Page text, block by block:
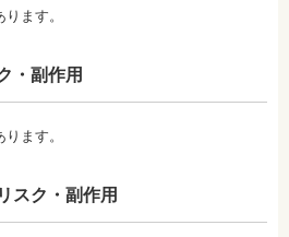
歯の表面が荒れる、知覚過敏
ほうがいい飲み物、食事があ
イトニングが終わってもこれら
社団日坂会 理事長 日坂充宏
科第２講座大学院卒業
学）
ます。
・副作用
ます。
スク・副作用